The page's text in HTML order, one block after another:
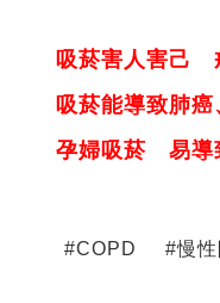
吸菸害人害己
吸菸能導致肺
孕婦吸菸 易導
#COPD #慢